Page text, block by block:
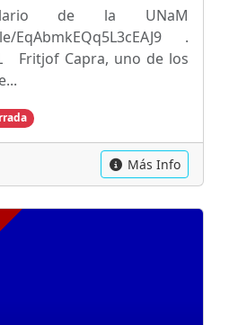
de la UNaM
.
Fritjof Capra, uno de los
Más Info